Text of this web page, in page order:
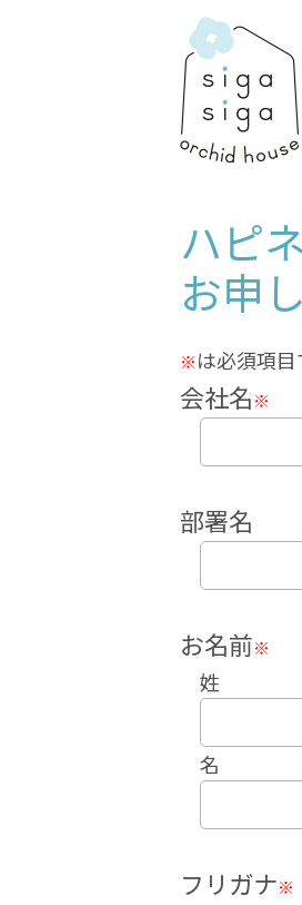
ハピ
お申
※は必須項目
会社名※
部署名
お名前※
姓
名
フリガナ※